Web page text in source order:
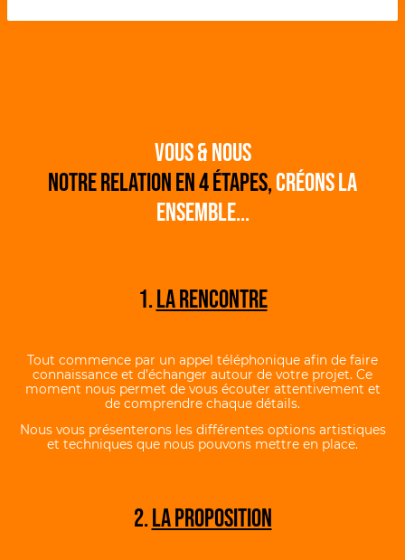
VOUS & NOUS
NOTRE RELATION EN 4 ÉTAPES,Créons la
ensemble...
1.LA RENCONTRE
Tout commence par un appel téléphonique afin de faire
connaissance et d’échanger autour de votre projet. Ce
moment nous permet de vous écouter attentivement et
de comprendre chaque détails.
Nous vous présenterons les différentes options artistiques
et techniques que nous pouvons mettre en place.
2.LA PROPOSITION